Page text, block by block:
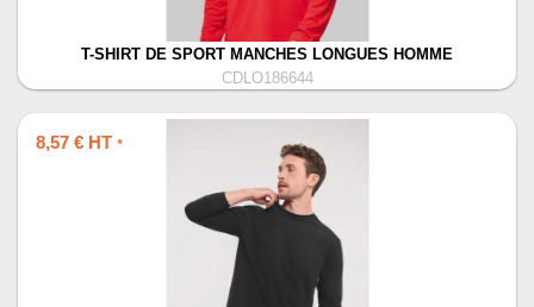
T-SHIRT DE SPORT MANCHES LONGUES HOMME
CDLO186644
8,57 € HT *